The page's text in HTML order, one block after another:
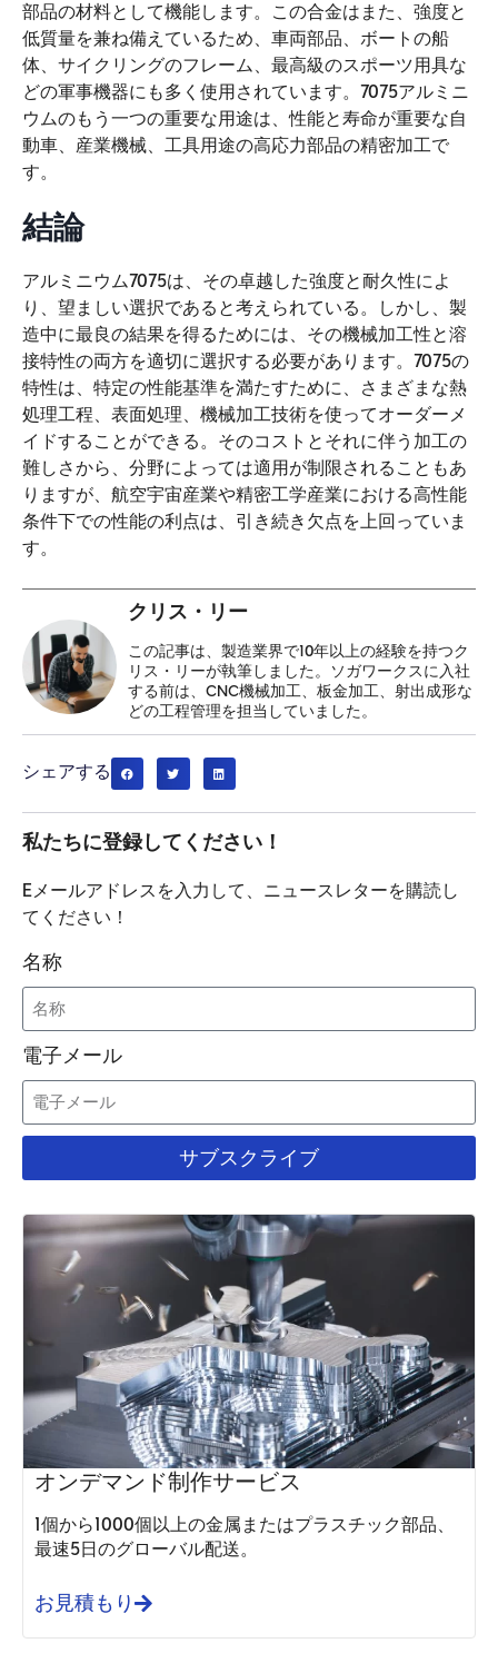
部品の材料として機能します。この合金はまた、強度と
低質量を兼ね備えているため、車両部品、ボートの船
体、サイクリングのフレーム、最高級のスポーツ用具な
どの軍事機器にも多く使用されています。7075アルミニ
ウムのもう一つの重要な用途は、性能と寿命が重要な自
動車、産業機械、工具用途の高応力部品の精密加工で
す。
結論
アルミニウム7075は、その卓越した強度と耐久性によ
り、望ましい選択であると考えられている。しかし、製
造中に最良の結果を得るためには、その機械加工性と溶
接特性の両方を適切に選択する必要があります。7075の
特性は、特定の性能基準を満たすために、さまざまな熱
処理工程、表面処理、機械加工技術を使ってオーダーメ
イドすることができる。そのコストとそれに伴う加工の
難しさから、分野によっては適用が制限されることもあ
りますが、航空宇宙産業や精密工学産業における高性能
条件下での性能の利点は、引き続き欠点を上回っていま
す。
クリス・リー
この記事は、製造業界で10年以上の経験を持つク
リス・リーが執筆しました。ソガワークスに入社
する前は、CNC機械加工、板金加工、射出成形な
どの工程管理を担当していました。
シェアする
私たちに登録してください！
Eメールアドレスを入力して、ニュースレターを購読し
てください！
名称
電子メール
サブスクライブ
オンデマンド制作サービス
1個から1000個以上の金属またはプラスチック部品、
最速5日のグローバル配送。
お見積もり